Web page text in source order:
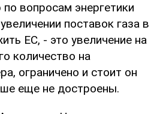
вопросам энергетики
поставок газа в
ЕС, - это увеличение на
количество на
ограничено и стоит он
еще не достроены.